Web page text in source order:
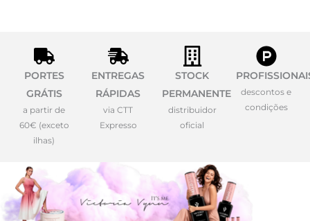
PORTES
GRÁTIS
a partir de
60€ (exceto
ilhas)
ENTREGAS
RÁPIDAS
via CTT
Expresso
STOCK
PERMANENTE
distribuidor
oficial
descontos e
condições